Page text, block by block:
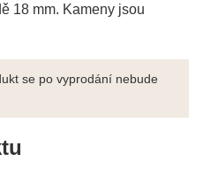
18 mm. Kameny jsou
se po vyprodání nebude